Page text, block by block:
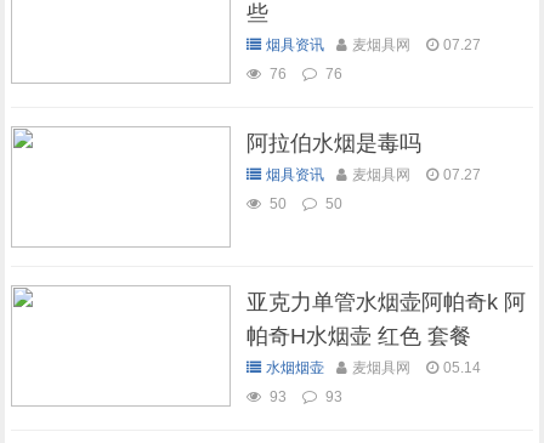
些
烟具资讯 麦烟具网
07.27
76
76
阿拉伯水烟是毒吗
烟具资讯 麦烟具网
07.27
50
50
亚克力单管水烟壶阿帕奇k 阿
帕奇H水烟壶 红色 套餐
水烟烟壶 麦烟具网
05.14
93
93